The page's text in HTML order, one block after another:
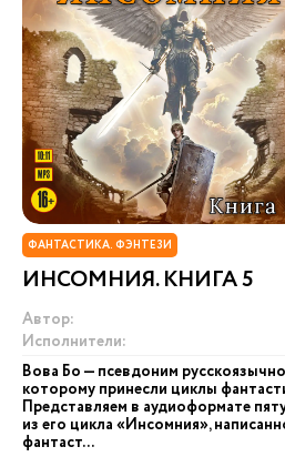
ФАНТАСТИКА. ФЭНТЕЗИ
ИНСОМНИЯ. КНИГА 5
Автор:
Исполнители:
Вова Бо — псевдоним
которому принесли циклы
Представляем в аудиоформате
из его цикла «Инсомния»,
фантаст...